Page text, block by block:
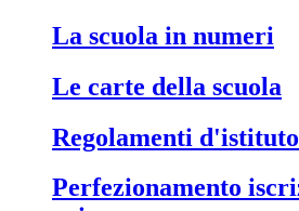
la scuola in numeri
le carte della scuola
regolamenti d'istituto
perfezionamento iscrizioni classi